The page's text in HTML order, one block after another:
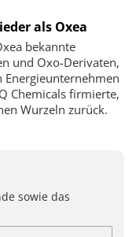
als Oxea
bekannte
und Oxo-Derivaten,
Energieunternehmen
Chemicals firmierte,
Wurzeln zurück.
sowie das